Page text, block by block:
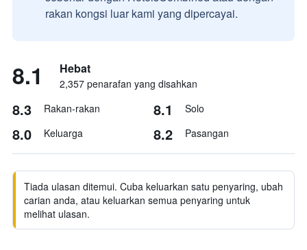
rakan kongsi luar kami yang dipercayai.
8.1 Hebat
2,357 penarafan yang disahkan
8.3 Rakan-rakan 8.1 Solo
8.0 Keluarga 8.2 Pasangan
Tiada ulasan ditemui. Cuba keluarkan satu penyaring, ubah
carian anda, atau keluarkan semua penyaring untuk
melihat ulasan.